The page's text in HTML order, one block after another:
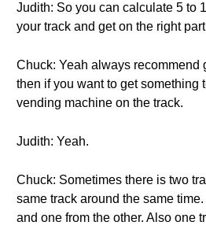
Judith: So you can calculate 5 to
your track and get on the right
Chuck: Yeah always recommend
then if you want to get something
vending machine on the track.
Judith: Yeah.
Chuck: Sometimes there is two
same track around the same
and one from the other. Also one